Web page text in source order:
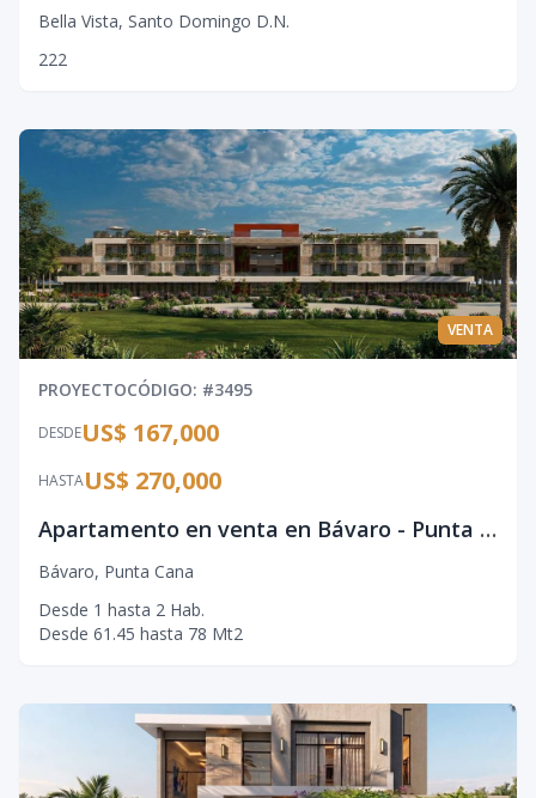
Bella Vista, Santo Domingo D.N.
222
VENTA
PROYECTOCÓDIGO: #3495
DESDEUS$ 167,000
HASTAUS$ 270,000
Apartamento en venta en Bávaro - Punta Cana con amenidades premium
Bávaro, Punta Cana
Desde 1 hasta 2 Hab.
Desde 61.45 hasta 78 Mt2